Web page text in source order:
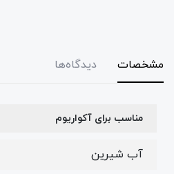
مشخصات دیدگاه‌ها
مناسب برای آکواریوم
آب شیرین